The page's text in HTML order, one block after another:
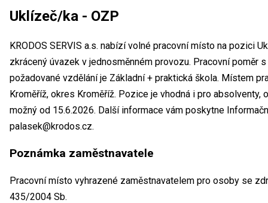
Uklízeč/ka - OZP
KRODOS SERVIS a.s. nabízí volné pracovní místo na pozici
zkrácený úvazek v jednosměnném provozu. Pracovní poměr
požadované vzdělání je Základní + praktická škola. Místem
Kroměříž, okres Kroměříž. Pozice je vhodná i pro
možný od 15.6.2026. Další informace vám poskytne
palasek@krodos.cz.
Poznámka zaměstnavatele
Pracovní místo vyhrazené zaměstnavatelem pro osoby se
435/2004 Sb.